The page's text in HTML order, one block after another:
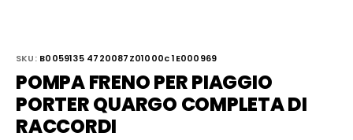
SKU: B0059135 4720087Z01000c 1E000969
POMPA FRENO PER PIAGGIO
PORTER QUARGO COMPLETA DI
RACCORDI